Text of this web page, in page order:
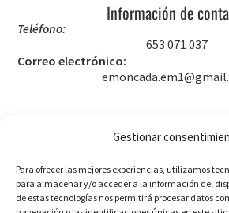
Gestionar
Para ofrecer las mejores experiencias, utilizamos
para almacenar y/o acceder a la información del
de estas tecnologías nos permitirá procesar datos
Información de
Teléfono:
653 071 037
Correo electrónico:
Aviso legal